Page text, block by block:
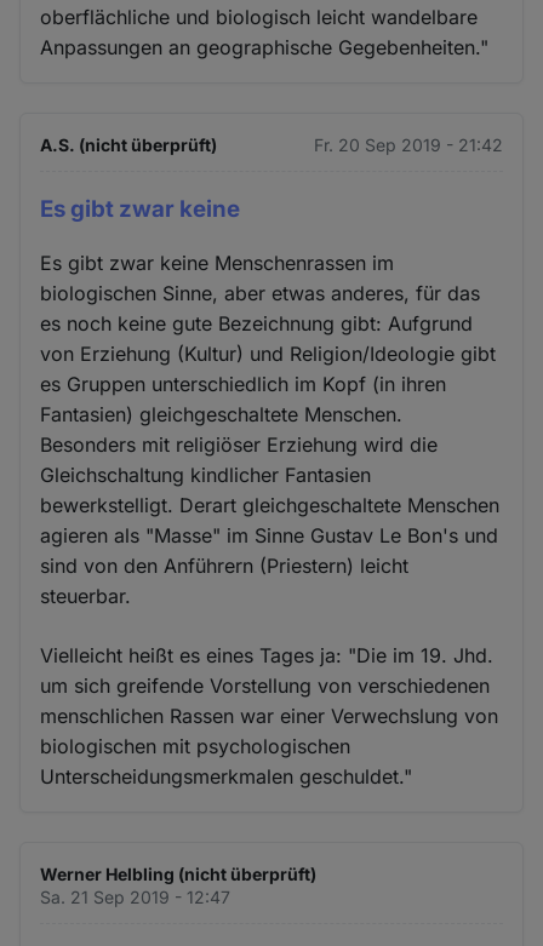
oberflächliche und biologisch leicht wandelbare
Anpassungen an geographische Gegebenheiten."
A.S. (nicht überprüft) Fr. 20 Sep 2019 - 21:42
Es gibt zwar keine
Es gibt zwar keine Menschenrassen im
biologischen Sinne, aber etwas anderes, für das
es noch keine gute Bezeichnung gibt: Aufgrund
von Erziehung (Kultur) und Religion/Ideologie gibt
es Gruppen unterschiedlich im Kopf (in ihren
Fantasien) gleichgeschaltete Menschen.
Besonders mit religiöser Erziehung wird die
Gleichschaltung kindlicher Fantasien
bewerkstelligt. Derart gleichgeschaltete Menschen
agieren als "Masse" im Sinne Gustav Le Bon's und
sind von den Anführern (Priestern) leicht
steuerbar.
Vielleicht heißt es eines Tages ja: "Die im 19. Jhd.
um sich greifende Vorstellung von verschiedenen
menschlichen Rassen war einer Verwechslung von
biologischen mit psychologischen
Unterscheidungsmerkmalen geschuldet."
Werner Helbling (nicht überprüft)
Sa. 21 Sep 2019 - 12:47